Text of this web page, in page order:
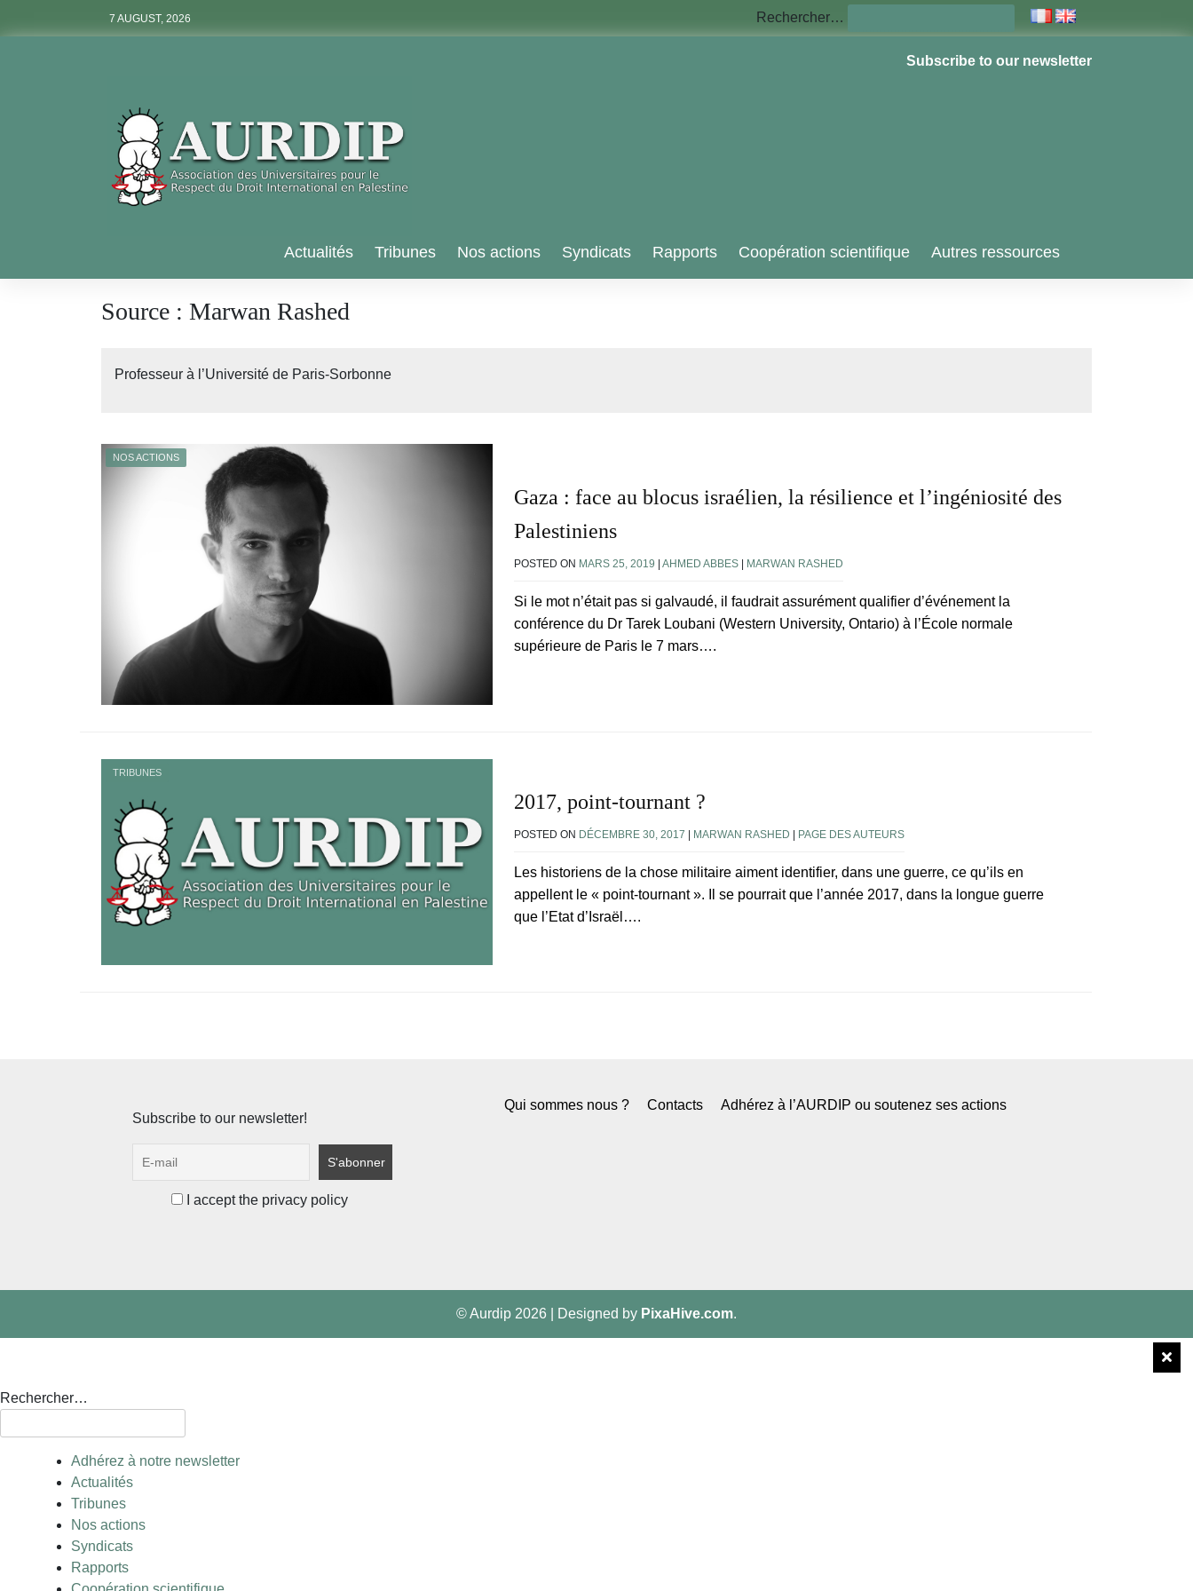
7 AUGUST, 2026 Rechercher…
Subscribe to our newsletter
Aurdip
Actualités Tribunes Nos actions Syndicats Rapports Coopération scientifique Autres ressources
Source : Marwan Rashed
Professeur à l’Université de Paris-Sorbonne
NOS ACTIONS
Gaza : face au blocus israélien, la résilience et l’ingéniosité des
Palestiniens
POSTED ON MARS 25, 2019 AHMED ABBES MARWAN RASHED
Si le mot n’était pas si galvaudé, il faudrait assurément qualifier d’événement la
conférence du Dr Tarek Loubani (Western University, Ontario) à l’École normale
supérieure de Paris le 7 mars….
TRIBUNES
2017, point-tournant ?
POSTED ON DÉCEMBRE 30, 2017 | MARWAN RASHED | PAGE DES AUTEURS
Les historiens de la chose militaire aiment identifier, dans une guerre, ce qu’ils en
appellent le « point-tournant ». Il se pourrait que l’année 2017, dans la longue guerre
que l’Etat d’Israël….
Subscribe to our newsletter!
I accept the privacy policy
Qui sommes nous ? Contacts Adhérez à l’AURDIP ou soutenez ses actions
© Aurdip 2026 Designed by PixaHive.com.
Rechercher…
Adhérez à notre newsletter
Actualités
Tribunes
Nos actions
Syndicats
Rapports